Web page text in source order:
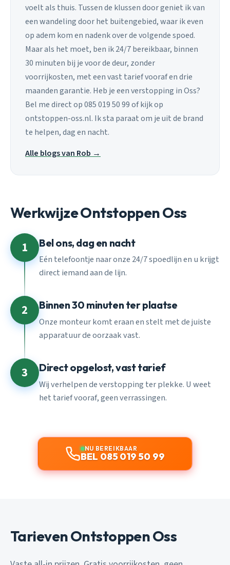
voelt als thuis. Tussen de klussen door geniet ik van
een wandeling door het buitengebied, waar ik even
op adem kom en nadenk over de volgende spoed.
Maar als het moet, ben ik 24/7 bereikbaar, binnen
30 minuten bij je voor de deur, zonder
voorrijkosten, met een vast tarief vooraf en drie
maanden garantie. Heb je een verstopping in Oss?
Bel me direct op 085 019 50 99 of kijk op
ontstoppen-oss.nl. Ik sta paraat om je uit de brand
te helpen, dag en nacht.
Alle blogs van Rob →
Werkwijze Ontstoppen Oss
1 Bel ons, dag en nacht
Eén telefoontje naar onze 24/7 spoedlijn en u krijgt
direct iemand aan de lijn.
2 Binnen 30 minuten ter plaatse
Onze monteur komt eraan en stelt met de juiste
apparatuur de oorzaak vast.
3 Direct opgelost, vast tarief
Wij verhelpen de verstopping ter plekke. U weet
het tarief vooraf, geen verrassingen.
NU BEREIKBAAR
BEL 085 019 50 99
Tarieven Ontstoppen Oss